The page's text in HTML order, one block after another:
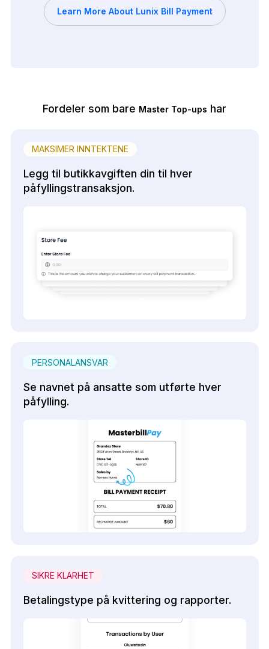
Learn More About Lunix Bill Payment
Fordeler som bare Master Top-ups har
MAKSIMER INNTEKTENE
Legg til butikkavgiften din til hver
påfyllingstransaksjon.
PERSONALANSVAR
Se navnet på ansatte som utførte hver
påfylling.
SIKRE KLARHET
Betalingstype på kvittering og rapporter.